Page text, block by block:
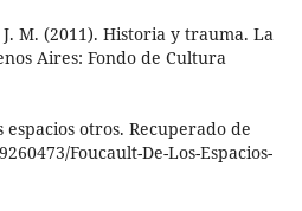
M. (2011). Historia y trauma. La
Aires: Fondo de Cultura
espacios otros. Recuperado de
Foucault-De-Los-Espacios-